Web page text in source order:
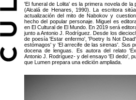
'El funeral de Lolita' es la primera novela de la
(Alcalá de Henares, 1990). La escritora
actualización del mito de Nabokov y
hecho del popular personaje. Miguel es
en El Cultural de El Mundo. En 2019 será
junto a Antonio J. Rodríguez. Desde los
de poesía 'Estar enfermo', 'Poetry Is Not
estómagos' y 'El arrecife de las sirenas'. Sus
docena de lenguas. Es autora del relato
Antonio J. Rodríguez- y del ensayo 'El dedo',
que Lumen prepara una edición ampliada.